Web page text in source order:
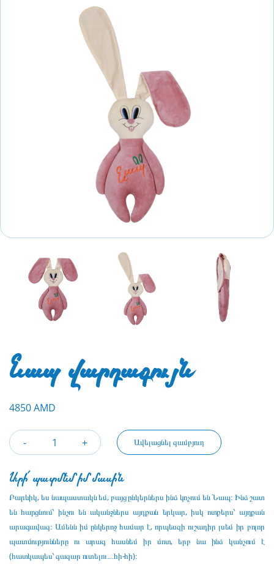
Նապ վարդագույն
4850 AMD
Ավելացնել զամբյուղ
Արի՛ պատմեմ իմ մասին
Բարևիկ, ես նապաստակն եմ, բայց ընկերներս ինձ կոչում են Նապ։ Ինձ շատ
են հարցնում՝ ինչու են ականջներս այդքան երկար, իսկ ոտքերս՝ այդքան
արագավազ։ Ամենն իմ ընկերոջ համար է, որպեսզի ուշադիր լսեմ իր բոլոր
պատմությունները ու արագ հասնեմ իր մոտ, երբ նա ինձ կանչում է
(հատկապես՝ գազար ուտելու․․․․հի-հի)։